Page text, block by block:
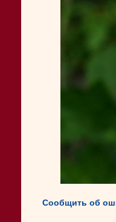
Сообщить об